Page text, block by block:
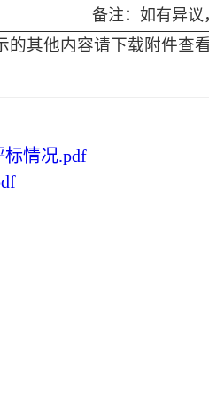
备注：如有异议
其他内容请下载附件查
情况.pdf